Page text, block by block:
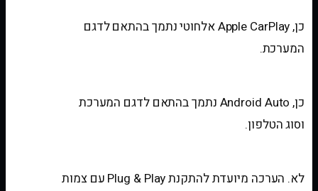
כן, Apple CarPlay אלחוטי נתמך בהתאם לדגם
המערכת.
כן, Android Auto נתמך בהתאם לדגם המערכת
וסוג הטלפון.
לא. הערכה מיועדת להתקנת Plug & Play עם צמות